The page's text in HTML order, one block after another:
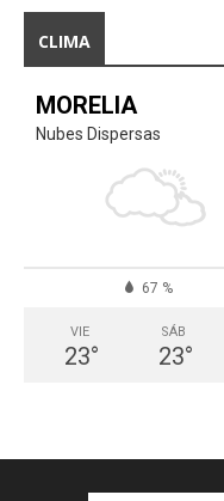
CLIMA
MORELIA
Nubes Dispersas
67 %
VIE
23°
SÁB
23°